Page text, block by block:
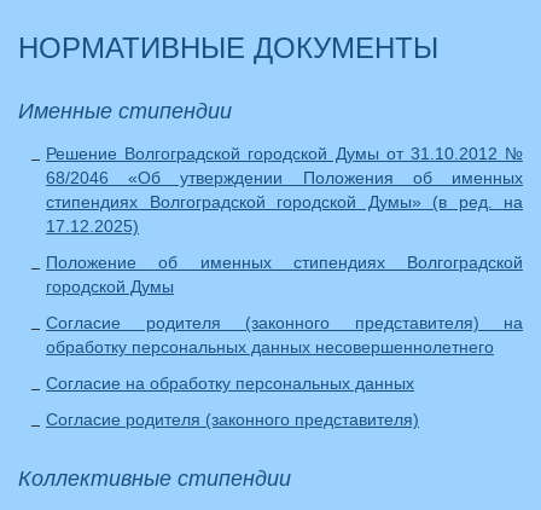
НОРМАТИВНЫЕ ДОКУМЕНТЫ
Именные стипендии
Решение Волгоградской городской Думы от 31.10.2012 №
68/2046 «Об утверждении Положения об именных
стипендиях Волгоградской городской Думы» (в ред. на
17.12.2025)
Положение об именных стипендиях Волгоградской
городской Думы
Согласие родителя (законного представителя) на
обработку персональных данных несовершеннолетнего
Согласие на обработку персональных данных
Согласие родителя (законного представителя)
Коллективные стипендии